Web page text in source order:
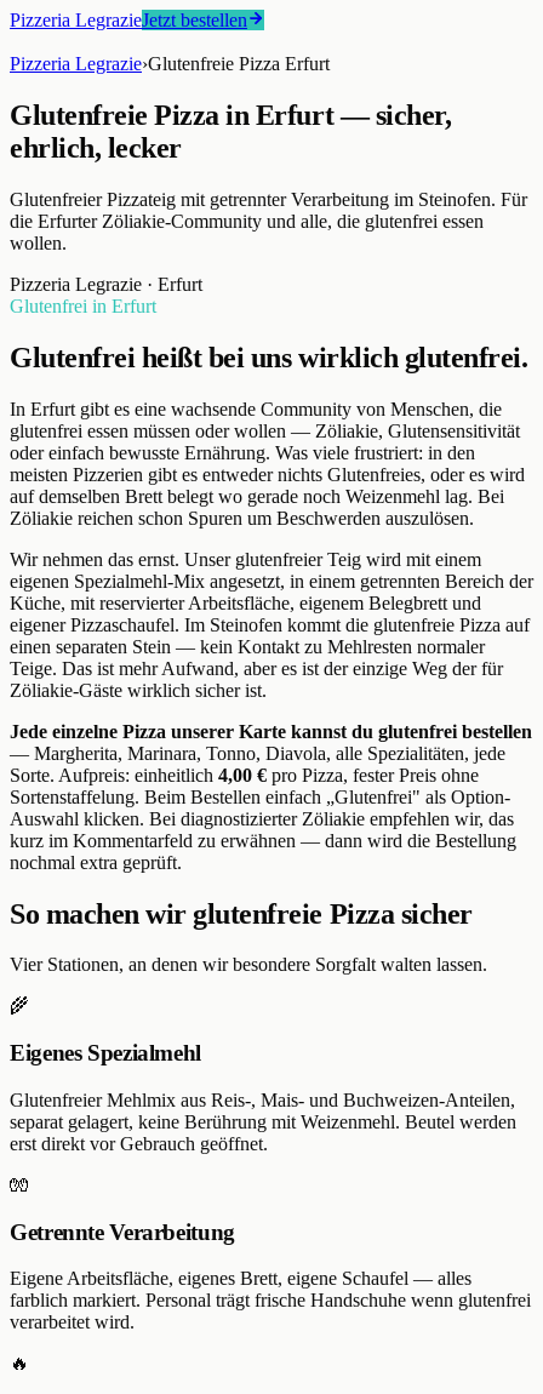
Pizzeria LegrazieJetzt bestellen
Pizzeria Legrazie›Glutenfreie Pizza Erfurt
Glutenfreie Pizza in Erfurt — sicher,
ehrlich, lecker
Glutenfreier Pizzateig mit getrennter Verarbeitung im Steinofen. Für
die Erfurter Zöliakie-Community und alle, die glutenfrei essen
wollen.
Pizzeria Legrazie · Erfurt
Glutenfrei in Erfurt
Glutenfrei heißt bei uns wirklich glutenfrei.
In Erfurt gibt es eine wachsende Community von Menschen, die
glutenfrei essen müssen oder wollen — Zöliakie, Glutensensitivität
oder einfach bewusste Ernährung. Was viele frustriert: in den
meisten Pizzerien gibt es entweder nichts Glutenfreies, oder es wird
auf demselben Brett belegt wo gerade noch Weizenmehl lag. Bei
Zöliakie reichen schon Spuren um Beschwerden auszulösen.
Wir nehmen das ernst. Unser glutenfreier Teig wird mit einem
eigenen Spezialmehl-Mix angesetzt, in einem getrennten Bereich der
Küche, mit reservierter Arbeitsfläche, eigenem Belegbrett und
eigener Pizzaschaufel. Im Steinofen kommt die glutenfreie Pizza auf
einen separaten Stein — kein Kontakt zu Mehlresten normaler
Teige. Das ist mehr Aufwand, aber es ist der einzige Weg der für
Zöliakie-Gäste wirklich sicher ist.
Jede einzelne Pizza unserer Karte kannst du glutenfrei bestellen
— Margherita, Marinara, Tonno, Diavola, alle Spezialitäten, jede
Sorte. Aufpreis: einheitlich 4,00 € pro Pizza, fester Preis ohne
Sortenstaffelung. Beim Bestellen einfach „Glutenfrei" als Option-
Auswahl klicken. Bei diagnostizierter Zöliakie empfehlen wir, das
kurz im Kommentarfeld zu erwähnen — dann wird die Bestellung
nochmal extra geprüft.
So machen wir glutenfreie Pizza sicher
Vier Stationen, an denen wir besondere Sorgfalt walten lassen.
🌾
Eigenes Spezialmehl
Glutenfreier Mehlmix aus Reis-, Mais- und Buchweizen-Anteilen,
separat gelagert, keine Berührung mit Weizenmehl. Beutel werden
erst direkt vor Gebrauch geöffnet.
🧤
Getrennte Verarbeitung
Eigene Arbeitsfläche, eigenes Brett, eigene Schaufel — alles
farblich markiert. Personal trägt frische Handschuhe wenn glutenfrei
verarbeitet wird.
🔥